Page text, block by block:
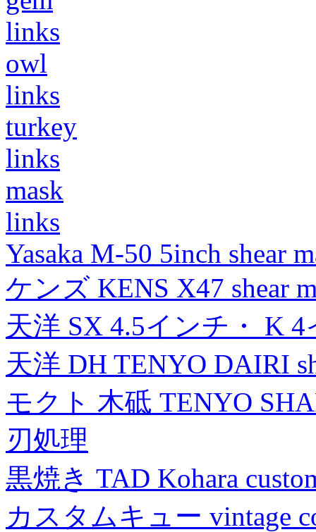
links
owl
links
turkey
links
mask
links
Yasaka M-50 5inch shear
ケンズ KENS X47 shear
天洋 SX 4.5インチ・ K
天洋 DH TENYO DAIRI
モクト 木砥 TENYO
刃処理
黒焼き TAD Kohara
カスタムキュー vintage